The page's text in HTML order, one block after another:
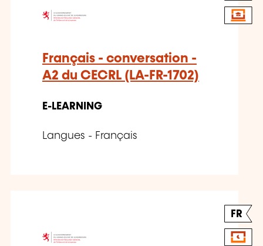
Français - conversation -
A2 du CECRL (LA-FR-1702)
E-LEARNING
Langues - Français
FR